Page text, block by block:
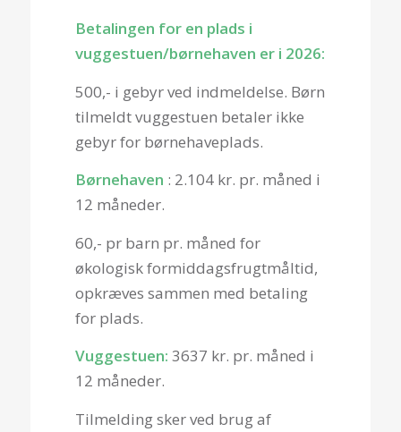
Betalingen for en plads i
vuggestuen/børnehaven er i 2026:
500,- i gebyr ved indmeldelse. Børn
tilmeldt vuggestuen betaler ikke
gebyr for børnehaveplads.
Børnehaven : 2.104 kr. pr. måned i
12 måneder.
60,- pr barn pr. måned for
økologisk formiddagsfrugtmåltid,
opkræves sammen med betaling
for plads.
Vuggestuen: 3637 kr. pr. måned i
12 måneder.
Tilmelding sker ved brug af